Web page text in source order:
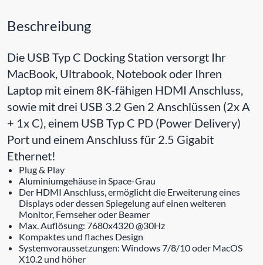
Beschreibung
Die USB Typ C Docking Station versorgt Ihr
MacBook, Ultrabook, Notebook oder Ihren
Laptop mit einem 8K-fähigen HDMI Anschluss,
sowie mit drei USB 3.2 Gen 2 Anschlüssen (2x A
+ 1x C), einem USB Typ C PD (Power Delivery)
Port und einem Anschluss für 2.5 Gigabit
Ethernet!
Plug & Play
Aluminiumgehäuse in Space-Grau
Der HDMI Anschluss, ermöglicht die Erweiterung eines
Displays oder dessen Spiegelung auf einen weiteren
Monitor, Fernseher oder Beamer
Max. Auflösung: 7680x4320 @30Hz
Kompaktes und flaches Design
Systemvoraussetzungen: Windows 7/8/10 oder MacOS
X10.2 und höher